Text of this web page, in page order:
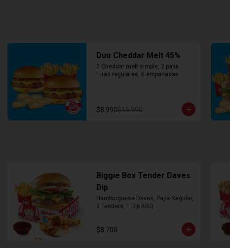
Duo Cheddar Melt 45%
2 Cheddar melt simple, 2 papa
fritas regulares, 6 empanadas
$8.990$15.990
Biggie Box Tender Daves
Dip
Hamburguesa Daves, Papa Regular,
2 Tenders, 1 Dip BBQ
$8.700